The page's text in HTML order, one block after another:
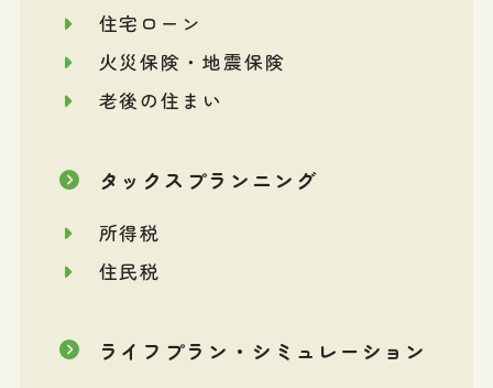
住宅ローン
火災保険・地震保険
老後の住まい
タックスプランニング
所得税
住民税
ライフプラン・シミュレーション